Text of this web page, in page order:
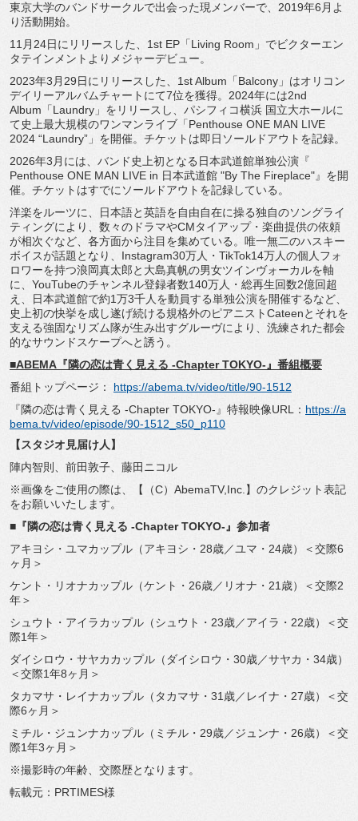
東京大学のバンドサークルで出会った現メンバーで、 2019年6月よ
り活動開始。
11月24日にリリースした、1st EP「Living Room」でビクターエン
タテインメントよりメジャーデビュー。
2023年3月29日にリリースした、1st Album「Balcony」 はオリコン
デイリーアルバムチャートにて7位を獲得。 2024年には2nd
Album「Laundry」をリリースし、パシフィコ横浜 国立大ホールに
て史上最大規模のワンマンライブ「Penthouse ONE MAN LIVE
2024 “Laundry”」を開催。 チケットは即日ソールドアウトを記録。
2026年3月には、バンド史上初となる日本武道館単独公演『
Penthouse ONE MAN LIVE in 日本武道館 "By The Fireplace"』を開
催。 チケットはすでにソールドアウトを記録している。
洋楽をルーツに、
日本語と英語を自由自在に操る独自のソングライ
ティングにより、 数々のドラマやCMタイアップ・楽曲提供の依頼
が相次ぐなど、 各方面から注目を集めている。 唯一無二のハスキー
ボイスが話題となり、 Instagram30万人・ TikTok14万人の個人フォ
ロワーを持つ浪岡真太郎と大島真帆の男女ツインヴォーカルを軸
に、 YouTubeのチャンネル登録者数140万人・ 総再生回数2億回超
え、
日本武道館で約1万3千人を動員する単独公演を開催するなど、
史上初の快挙を成し遂げ続ける規格外のピアニストCateenと それを
支える強固なリズム隊が生み出すグルーヴにより、 洗練された都会
的なサウンドスケープへと誘う。
■ABEMA『隣の恋は青く見える -Chapter TOKYO-』番組概要
番組トップページ： https://abema.tv/video/title/90-1512
『隣の恋は青く見える -Chapter TOKYO-』特報映像URL： https://a
bema. tv/video/episode/90-1512_s50_ p110
【スタジオ見届け人】
陣内智則、前田敦子、藤田ニコル
※画像をご使用の際は、【（C）AbemaTV,Inc.】 のクレジット表記
をお願いいたします。
■『隣の恋は青く見える -Chapter TOKYO-』参加者
アキヨシ・ユマカップル（アキヨシ・28歳／ユマ・24歳）＜交際6
ヶ月＞
ケント・リオナカップル（ケント・26歳／リオナ・21歳）＜交際2
年＞
シュウト・アイラカップル（シュウト・23歳／アイラ・22歳）
＜交
際1年＞
ダイシロウ・サヤカカップル（ダイシロウ・30歳／サヤカ・ 34歳）
＜交際1年8ヶ月＞
タカマサ・レイナカップル（タカマサ・31歳／レイナ・27歳）
＜交
際6ヶ月＞
ミチル・ジュンナカップル（ミチル・29歳／ジュンナ・26歳）
＜交
際1年3ヶ月＞
※撮影時の年齢、交際歴となります。
転載元：PRTIMES様